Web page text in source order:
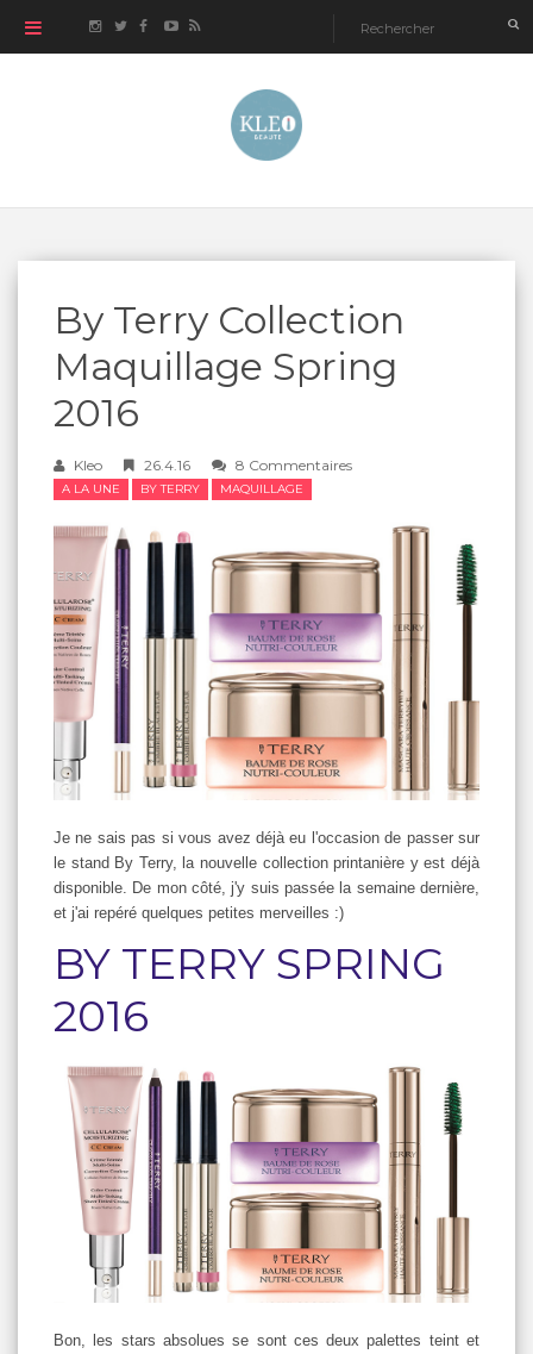
By Terry Collection
Maquillage Spring
2016
Kleo 26.4.16 8 Commentaires
A LA UNE BY TERRY MAQUILLAGE
Je ne sais pas si vous avez déjà eu l'occasion de passer sur
le stand By Terry, la nouvelle collection printanière y est déjà
disponible. De mon côté, j'y suis passée la semaine dernière,
et j'ai repéré quelques petites merveilles :)
BY TERRY SPRING
2016
Bon, les stars absolues se sont ces deux palettes teint et